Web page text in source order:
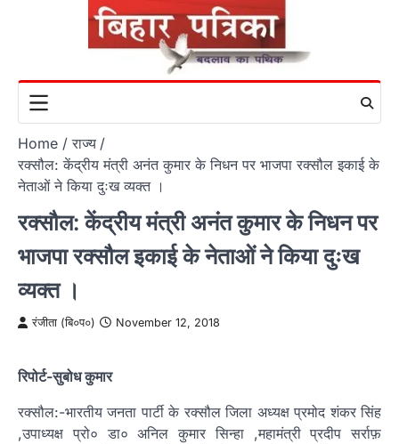
Home
राज्य
रक्सौल: केंद्रीय मंत्री अनंत कुमार के निधन पर भाजपा रक्सौल इकाई के
नेताओं ने किया दुःख व्यक्त ।
रक्सौल: केंद्रीय मंत्री अनंत कुमार के निधन पर
भाजपा रक्सौल इकाई के नेताओं ने किया दुःख
व्यक्त ।
रंजीता (बि०प०) November 12, 2018
रिपोर्ट-सुबोध कुमार
रक्सौल:-भारतीय जनता पार्टी के रक्सौल जिला अध्यक्ष प्रमोद शंकर सिंह
,उपाध्यक्ष प्रो० डा० अनिल कुमार सिन्हा ,महामंत्री प्रदीप सर्राफ़